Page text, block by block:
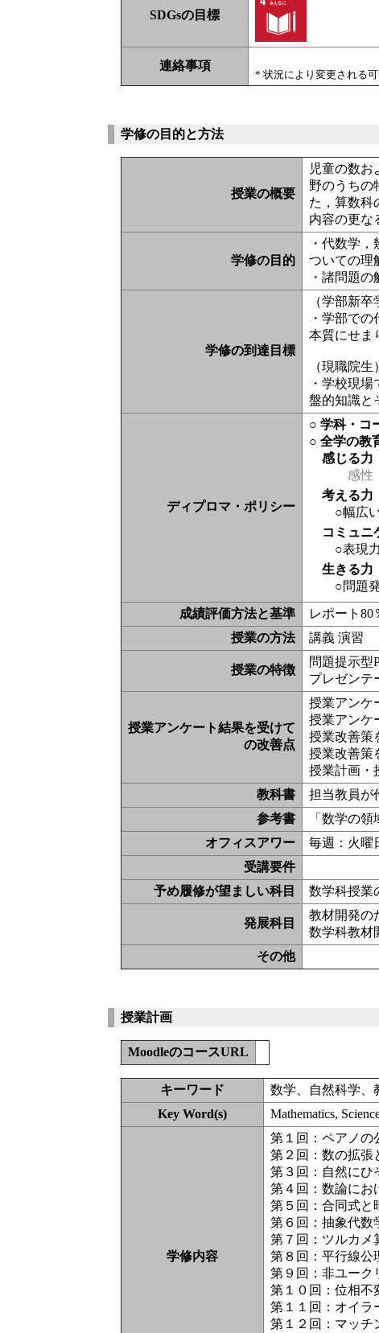
SDGsの目標
連絡事項
* 状況により変更される
学修の目的と方法
授業の概要
児童の数
野のうちの
た，算数科
内容の更な
学修の目的
・代数学
ついての理
・諸問題
学修の到達目標
（学部新卒
・学部で
本質にせま
（現職院生）
・学校現
盤的知識と
ディプロマ・ポリシー
○ 学科・コ
○ 全学の教
感じる力
感性
考える力
○幅広
コミュニ
○表現
生きる力
○問題
成績評価方法と基準
レポート80
授業の方法
講義 演習
授業の特徴
問題提示型
プレゼンテ
授業アンケート結果を受けて
の改善点
授業アンケ
授業アンケ
授業改善策
授業改善策
授業計画・
教科書
担当教員が
参考書
「数学の
オフィスアワー
毎週：火曜
受講要件
予め履修が望ましい科目
数学科授業
発展科目
教材開発の
数学科教材
その他
授業計画
MoodleのコースURL
キーワード
数学、自然科学、
Key Word(s)
Mathematics,
学修内容
第１回：ペアノの
第２回：数の拡張
第３回：自然にひ
第４回：数論にお
第５回：合同式と
第６回：抽象代数
第７回：ツルカメ
第８回：平行線公
第９回：非ユーク
第１０回：位相不
第１１回：オイラ
第１２回：マッチ